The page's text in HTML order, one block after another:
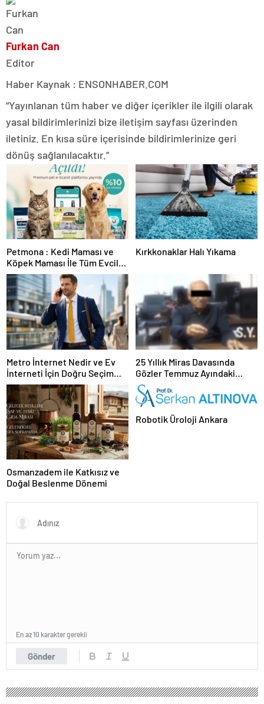
Furkan Can
Editor
Haber Kaynak : ENSONHABER.COM
“Yayınlanan tüm haber ve diğer içerikler ile ilgili olarak
yasal bildirimlerinizi bize iletişim sayfası üzerinden
iletiniz. En kısa süre içerisinde bildirimlerinize geri
dönüş sağlanılacaktır.”
Petmona : Kedi Maması ve
Köpek Maması İle Tüm Evcil
Hayvan Ürünleri
Kırkkonaklar Halı Yıkama
Metro İnternet Nedir ve Ev
İnterneti İçin Doğru Seçim
Nasıl Yapılır
25 Yıllık Miras Davasında
Gözler Temmuz Ayındaki
Karar Duruşmasına Çevrildi
Osmanzadem ile Katkısız ve
Doğal Beslenme Dönemi
Robotik Üroloji Ankara
Gönder
En az 10 karakter gerekli